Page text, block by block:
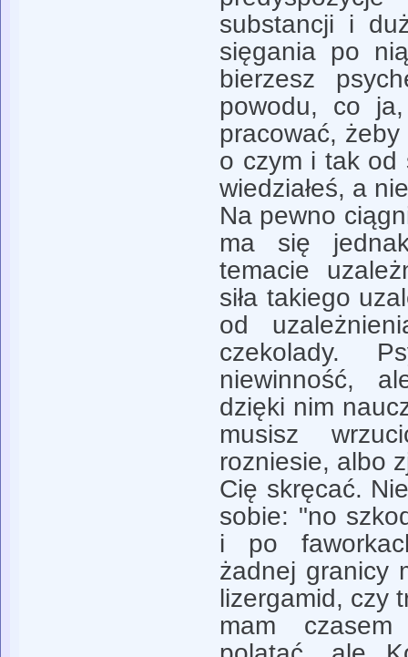
substancji i
sięgania po
bierzesz
powodu, co
pracować,
o czym i tak od
wiedziałeś, a
Na pewno
ma się
temacie
siła takiego
od
czekolady.
niewinność,
dzięki nim
musisz
rozniesie, albo
Cię skręcać.
sobie: "no
i po
żadnej granicy
lizergamid, czy
mam